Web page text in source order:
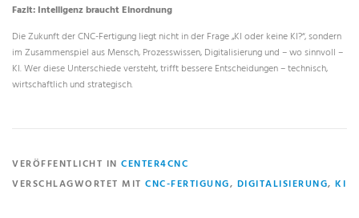
Fazit: Intelligenz braucht Einordnung
Die Zukunft der CNC-Fertigung liegt nicht in der Frage „KI oder keine KI?“, sondern
im Zusammenspiel aus Mensch, Prozesswissen, Digitalisierung und – wo sinnvoll –
KI. Wer diese Unterschiede versteht, trifft bessere Entscheidungen – technisch,
wirtschaftlich und strategisch.
VERÖFFENTLICHT IN CENTER4CNC
VERSCHLAGWORTET MIT CNC-FERTIGUNG, DIGITALISIERUNG, KI